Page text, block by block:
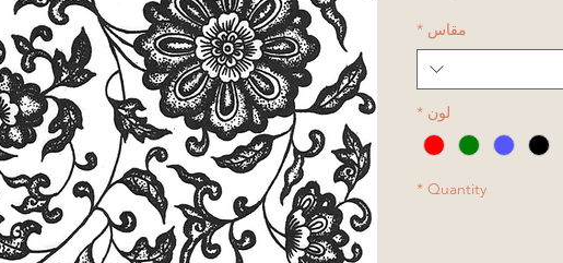
مقاس *
لون *
Quantity
*